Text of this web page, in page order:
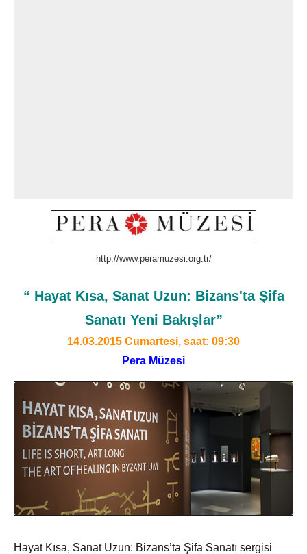
http://www.peramuzesi.org.tr/
“ Hayat Kısa, Sanat Uzun: Bizans'ta Şifa
Sanatı Yeni Bakışlar”
14.03.2015 Cumartesi, saat: 09:30
Pera Müzesi
Hayat Kısa, Sanat Uzun: Bizans’ta Şifa Sanatı sergisi